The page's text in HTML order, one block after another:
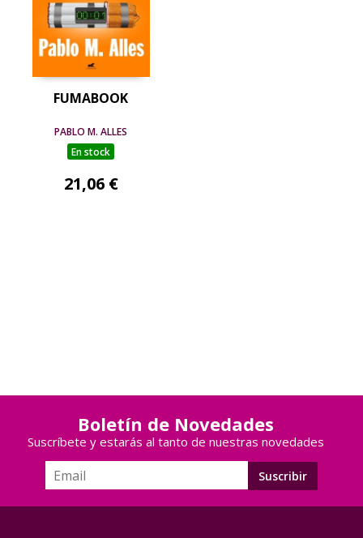
FUMABOOK
PABLO M. ALLES
En stock
21,06 €
Boletín de Novedades
Suscríbete y estarás al tanto de nuestras novedades